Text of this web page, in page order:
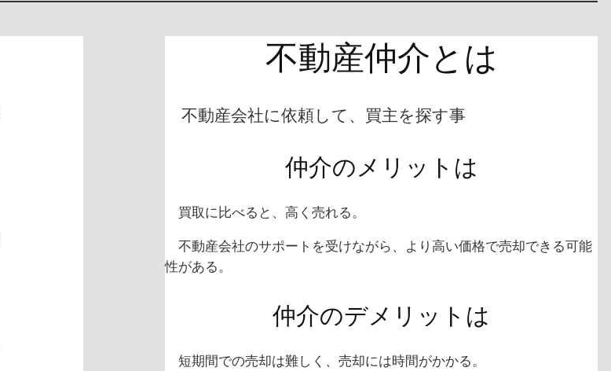
不動産仲介とは
不動産会社に依頼して、買主を探す事
仲介のメリットは
買取に比べると、高く売れる。
不動産会社のサポートを受けながら、より高い価格で売却できる可能
性がある。
仲介のデメリットは
短期間での売却は難しく、売却には時間がかかる。